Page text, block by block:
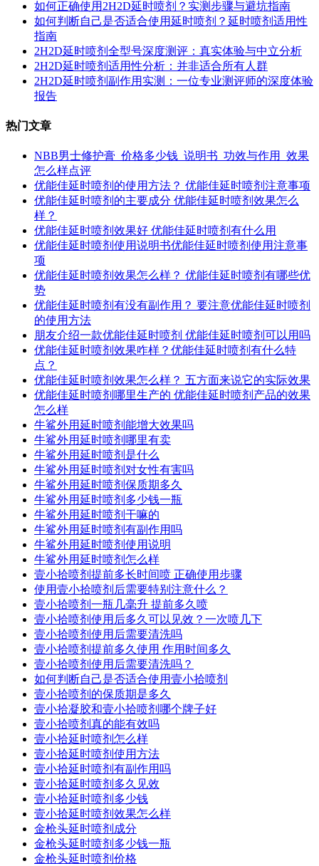
如何正确使用2H2D延时喷剂？实测步骤与避坑指南
如何判断自己是否适合使用延时喷剂？延时喷剂适用性
指南
2H2D延时喷剂全型号深度测评：真实体验与中立分析
2H2D延时喷剂适用性分析：并非适合所有人群
2H2D延时喷剂副作用实测：一位专业测评师的深度体验
报告
热门文章
NBB男士修护膏_价格多少钱_说明书_功效与作用_效果
怎么样点评
优能佳延时喷剂的使用方法？ 优能佳延时喷剂注意事项
优能佳延时喷剂的主要成分 优能佳延时喷剂效果怎么
样？
优能佳延时喷剂效果好 优能佳延时喷剂有什么用
优能佳延时喷剂使用说明书优能佳延时喷剂使用注意事
项
优能佳延时喷剂效果怎么样？ 优能佳延时喷剂有哪些优
势
优能佳延时喷剂有没有副作用？ 要注意优能佳延时喷剂
的使用方法
朋友介绍一款优能佳延时喷剂 优能佳延时喷剂可以用吗
优能佳延时喷剂效果咋样？优能佳延时喷剂有什么特
点？
优能佳延时喷剂效果怎么样？ 五方面来说它的实际效果
优能佳延时喷剂哪里生产的 优能佳延时喷剂产品的效果
怎么样
牛鲨外用延时喷剂能增大效果吗
牛鲨外用延时喷剂哪里有卖
牛鲨外用延时喷剂是什么
牛鲨外用延时喷剂对女性有害吗
牛鲨外用延时喷剂保质期多久
牛鲨外用延时喷剂多少钱一瓶
牛鲨外用延时喷剂干嘛的
牛鲨外用延时喷剂有副作用吗
牛鲨外用延时喷剂使用说明
牛鲨外用延时喷剂怎么样
壹小拾喷剂提前多长时间喷 正确使用步骤
使用壹小拾喷剂后需要特别注意什么？
壹小拾喷剂一瓶几毫升 提前多久喷
壹小拾喷剂使用后多久可以见效？一次喷几下
壹小拾喷剂使用后需要清洗吗
壹小拾喷剂提前多久使用 作用时间多久
壹小拾喷剂使用后需要清洗吗？
如何判断自己是否适合使用壹小拾喷剂
壹小拾喷剂的保质期是多久
壹小拾凝胶和壹小拾喷剂哪个牌子好
壹小拾喷剂真的能有效吗
壹小拾延时喷剂怎么样
壹小拾延时喷剂使用方法
壹小拾延时喷剂有副作用吗
壹小拾延时喷剂多久见效
壹小拾延时喷剂多少钱
壹小拾延时喷剂效果怎么样
金枪头延时喷剂成分
金枪头延时喷剂多少钱一瓶
金枪头延时喷剂价格